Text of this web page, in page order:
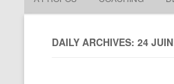
DAILY ARCHIVES: 24